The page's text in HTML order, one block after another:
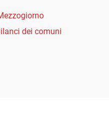
dei comuni